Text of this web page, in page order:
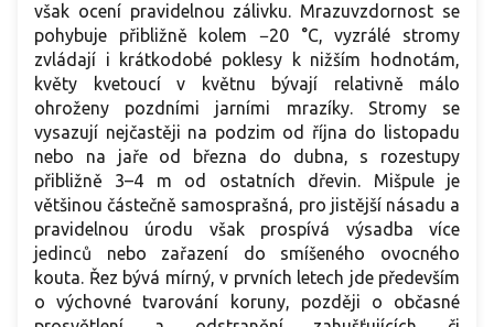
však ocení pravidelnou zálivku. Mrazuvzdornost se
pohybuje přibližně kolem −20 °C, vyzrálé stromy
zvládají i krátkodobé poklesy k nižším hodnotám,
květy kvetoucí v květnu bývají relativně málo
ohroženy pozdními jarními mrazíky. Stromy se
vysazují nejčastěji na podzim od října do listopadu
nebo na jaře od března do dubna, s rozestupy
přibližně 3–4 m od ostatních dřevin. Mišpule je
většinou částečně samosprašná, pro jistější násadu a
pravidelnou úrodu však prospívá výsadba více
jedinců nebo zařazení do smíšeného ovocného
kouta. Řez bývá mírný, v prvních letech jde především
o výchovné tvarování koruny, později o občasné